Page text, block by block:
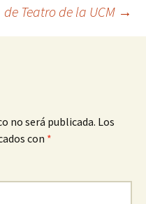
de Teatro de la UCM →
no será publicada. Los
con *